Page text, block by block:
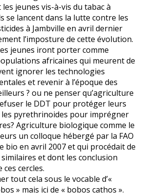
jeunes vis-à-vis du tabac à
se lancent dans la lutte contre les
à Jambville en avril dernier
l’imposture de cette évolution.
jeunes iront porter comme
africaines qui meurent de
ignorer les technologies
et revenir à l’époque des
? ou ne penser qu’agriculture
le DDT pour protéger leurs
pyrethrinoides pour imprégner
Agriculture biologique comme le
un colloque hébergé par la FAO
bio en avril 2007 et qui procédait de
et dont les conclusion
cercles.
tout cela sous le vocable d’«
» mais ici de « bobos cathos ».